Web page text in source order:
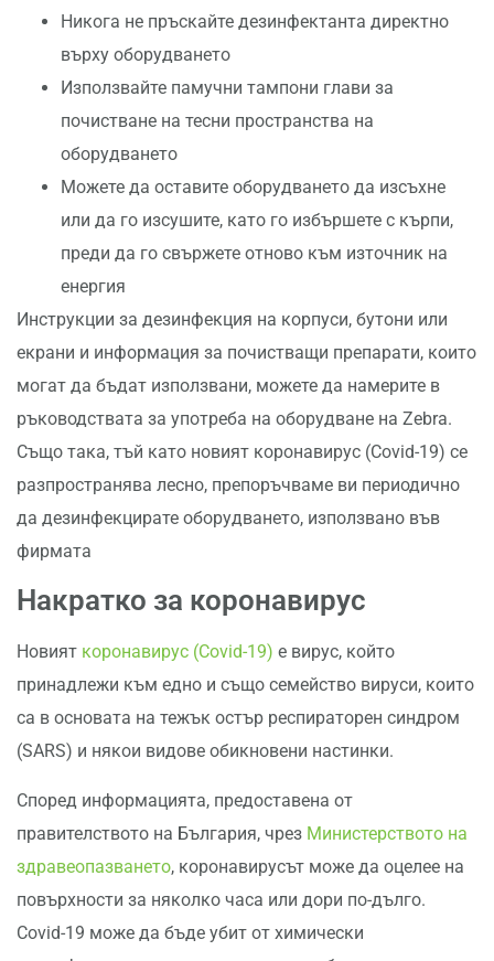
Никога не пръскайте дезинфектанта директно
върху оборудването
Използвайте памучни тампони глави за
почистване на тесни пространства на
оборудването
Можете да оставите оборудването да изсъхне
или да го изсушите, като го избършете с кърпи,
преди да го свържете отново към източник на
енергия
Инструкции за дезинфекция на корпуси, бутони или
екрани и информация за почистващи препарати, които
могат да бъдат използвани, можете да намерите в
ръководствата за употреба на оборудване на Zebra.
Също така, тъй като новият коронавирус (Covid-19) се
разпространява лесно, препоръчваме ви периодично
да дезинфекцирате оборудването, използвано във
фирмата
Накратко за коронавирус
Новият коронавирус (Covid-19) е вирус, който
принадлежи към едно и също семейство вируси, които
са в основата на тежък остър респираторен синдром
(SARS) и някои видове обикновени настинки.
Според информацията, предоставена от
правителството на България, чрез Министерството на
здравеопазването, коронавирусът може да оцелее на
повърхности за няколко часа или дори по-дълго.
Covid-19 може да бъде убит от химически